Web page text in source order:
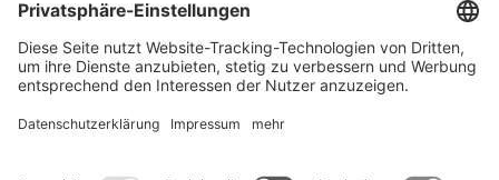
Mail:info(at)hszg.de
Mail:
stud.info(at)hszg.de